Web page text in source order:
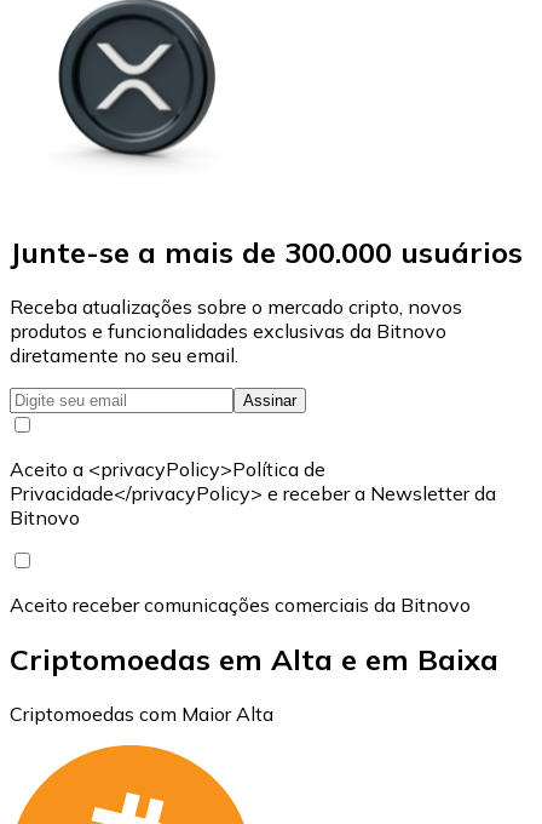
Junte-se a mais de 300.000 usuários
Receba atualizações sobre o mercado cripto, novos
produtos e funcionalidades exclusivas da Bitnovo
diretamente no seu email.
Assinar
Aceito a <privacyPolicy>Política de
Privacidade</privacyPolicy> e receber a Newsletter da
Bitnovo
Aceito receber comunicações comerciais da Bitnovo
Criptomoedas em Alta e em Baixa
Criptomoedas com Maior Alta